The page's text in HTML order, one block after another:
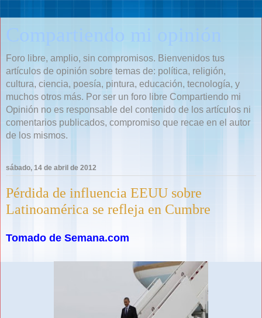
Compartiendo mi opinión
Foro libre, amplio, sin compromisos. Bienvenidos tus
artículos de opinión sobre temas de: política, religión,
cultura, ciencia, poesía, pintura, educación, tecnología, y
muchos otros más. Por ser un foro libre Compartiendo mi
Opinión no es responsable del contenido de los artículos ni
comentarios publicados, compromiso que recae en el autor
de los mismos.
sábado, 14 de abril de 2012
Pérdida de influencia EEUU sobre
Latinoamérica se refleja en Cumbre
Tomado de Semana.com